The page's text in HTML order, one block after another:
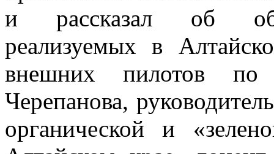
и рассказал об
реализуемых в
внешних пилотов
Черепанова,
органической и